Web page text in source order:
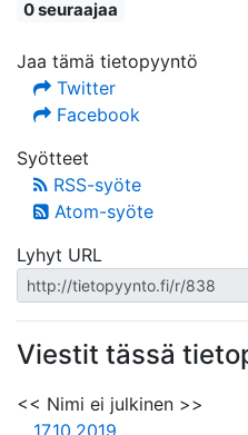
0 seuraajaa
Jaa tämä tietopyyntö
Twitter
Facebook
Syötteet
RSS-syöte
Atom-syöte
Lyhyt URL
Viestit tässä
<< Nimi ei julkinen >>
17.10.2019